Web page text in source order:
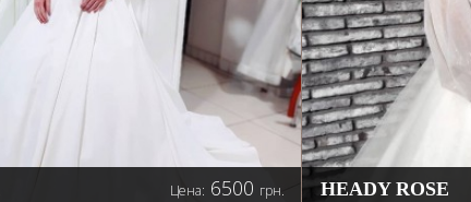
Цена: 6500 грн. HEADY ROSE